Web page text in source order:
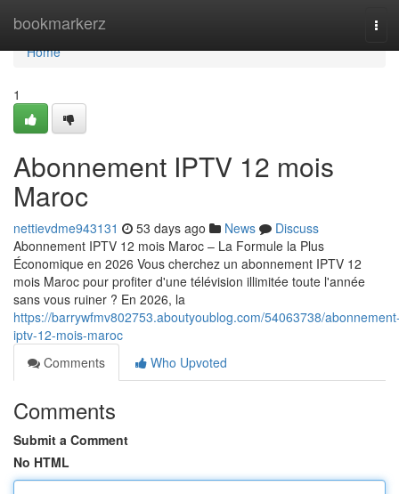
bookmarkerz
Home
Home
1
Abonnement IPTV 12 mois
Maroc
nettievdme943131 53 days ago News
Discuss
Abonnement IPTV 12 mois Maroc – La Formule la Plus
Économique en 2026 Vous cherchez un abonnement IPTV 12
mois Maroc pour profiter d'une télévision illimitée toute l'année
sans vous ruiner ? En 2026, la
https://barrywfmv802753.aboutyoublog.com/54063738/
iptv-12-mois-maroc
Comments
Who Upvoted
Comments
Submit a Comment
No HTML